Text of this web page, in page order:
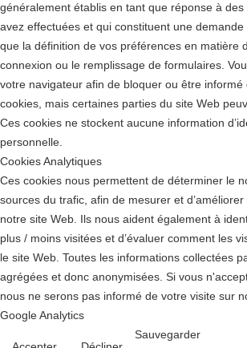
généralement établis en tant que réponse à
avez effectuées et qui constituent une
que la définition de vos préférences en matière
connexion ou le remplissage de formulaires.
votre navigateur afin de bloquer ou être informé
cookies, mais certaines parties du site Web
Ces cookies ne stockent aucune information
personnelle.
Cookies Analytiques
Ces cookies nous permettent de déterminer le
sources du trafic, afin de mesurer et
notre site Web. Ils nous aident également à
plus / moins visitées et d’évaluer comment les
le site Web. Toutes les informations collectées
agrégées et donc anonymisées. Si vous
nous ne serons pas informé de votre visite sur
Google Analytics
Sauvegarder